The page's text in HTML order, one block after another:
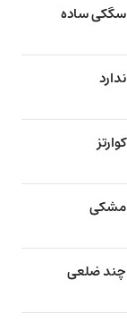
سگکی ساده
ندارد
کوارتز
مشکی
چند ضلعی